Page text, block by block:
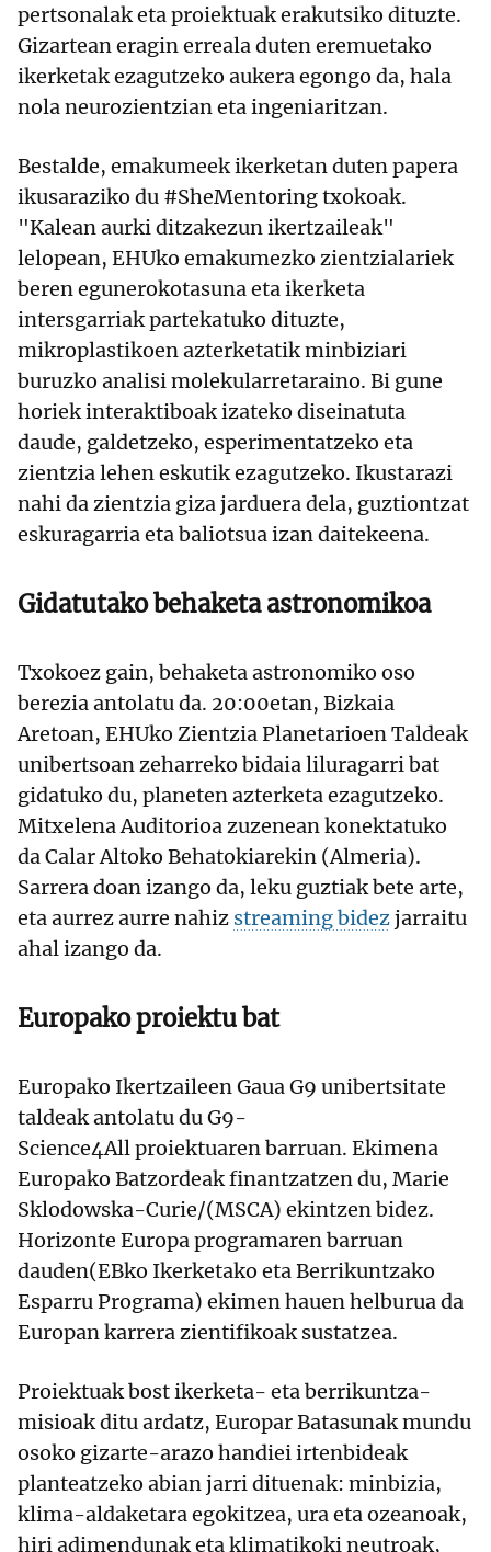
pertsonalak eta proiektuak erakutsiko dituzte.
Gizartean eragin erreala duten eremuetako
ikerketak ezagutzeko aukera egongo da, hala
nola neurozientzian eta ingeniaritzan.
Bestalde, emakumeek ikerketan duten papera
ikusaraziko du #SheMentoring txokoak.
"Kalean aurki ditzakezun ikertzaileak"
lelopean, EHUko emakumezko zientzialariek
beren egunerokotasuna eta ikerketa
intersgarriak partekatuko dituzte,
mikroplastikoen azterketatik minbiziari
buruzko analisi molekularretaraino. Bi gune
horiek interaktiboak izateko diseinatuta
daude, galdetzeko, esperimentatzeko eta
zientzia lehen eskutik ezagutzeko. Ikustarazi
nahi da zientzia giza jarduera dela, guztiontzat
eskuragarria eta baliotsua izan daitekeena.
Gidatutako behaketa astronomikoa
Txokoez gain, behaketa astronomiko oso
berezia antolatu da. 20:00etan, Bizkaia
Aretoan, EHUko Zientzia Planetarioen Taldeak
unibertsoan zeharreko bidaia liluragarri bat
gidatuko du, planeten azterketa ezagutzeko.
Mitxelena Auditorioa zuzenean konektatuko
da Calar Altoko Behatokiarekin (Almeria).
Sarrera doan izango da, leku guztiak bete arte,
eta aurrez aurre nahiz streaming bidezjarraitu
ahal izango da.
Europako proiektu bat
Europako Ikertzaileen Gaua G9 unibertsitate
taldeak antolatu du G9-
Science4All proiektuaren barruan. Ekimena
Europako Batzordeak finantzatzen du, Marie
Sklodowska-Curie/(MSCA) ekintzen bidez.
Horizonte Europa programaren barruan
dauden(EBko Ikerketako eta Berrikuntzako
Esparru Programa) ekimen hauen helburua da
Europan karrera zientifikoak sustatzea.
Proiektuak bost ikerketa- eta berrikuntza-
misioak ditu ardatz, Europar Batasunak mundu
osoko gizarte-arazo handiei irtenbideak
planteatzeko abian jarri dituenak: minbizia,
klima-aldaketara egokitzea, ura eta ozeanoak,
hiri adimendunak eta klimatikoki neutroak,